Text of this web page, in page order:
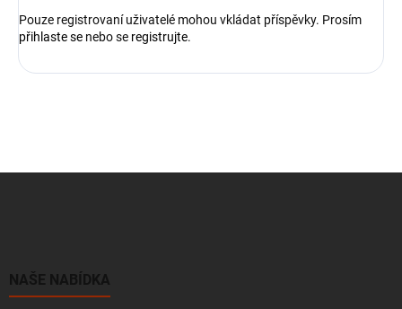
Pouze registrovaní uživatelé mohou vkládat příspěvky. Prosím
přihlaste se nebo se registrujte.
NAŠE NABÍDKA